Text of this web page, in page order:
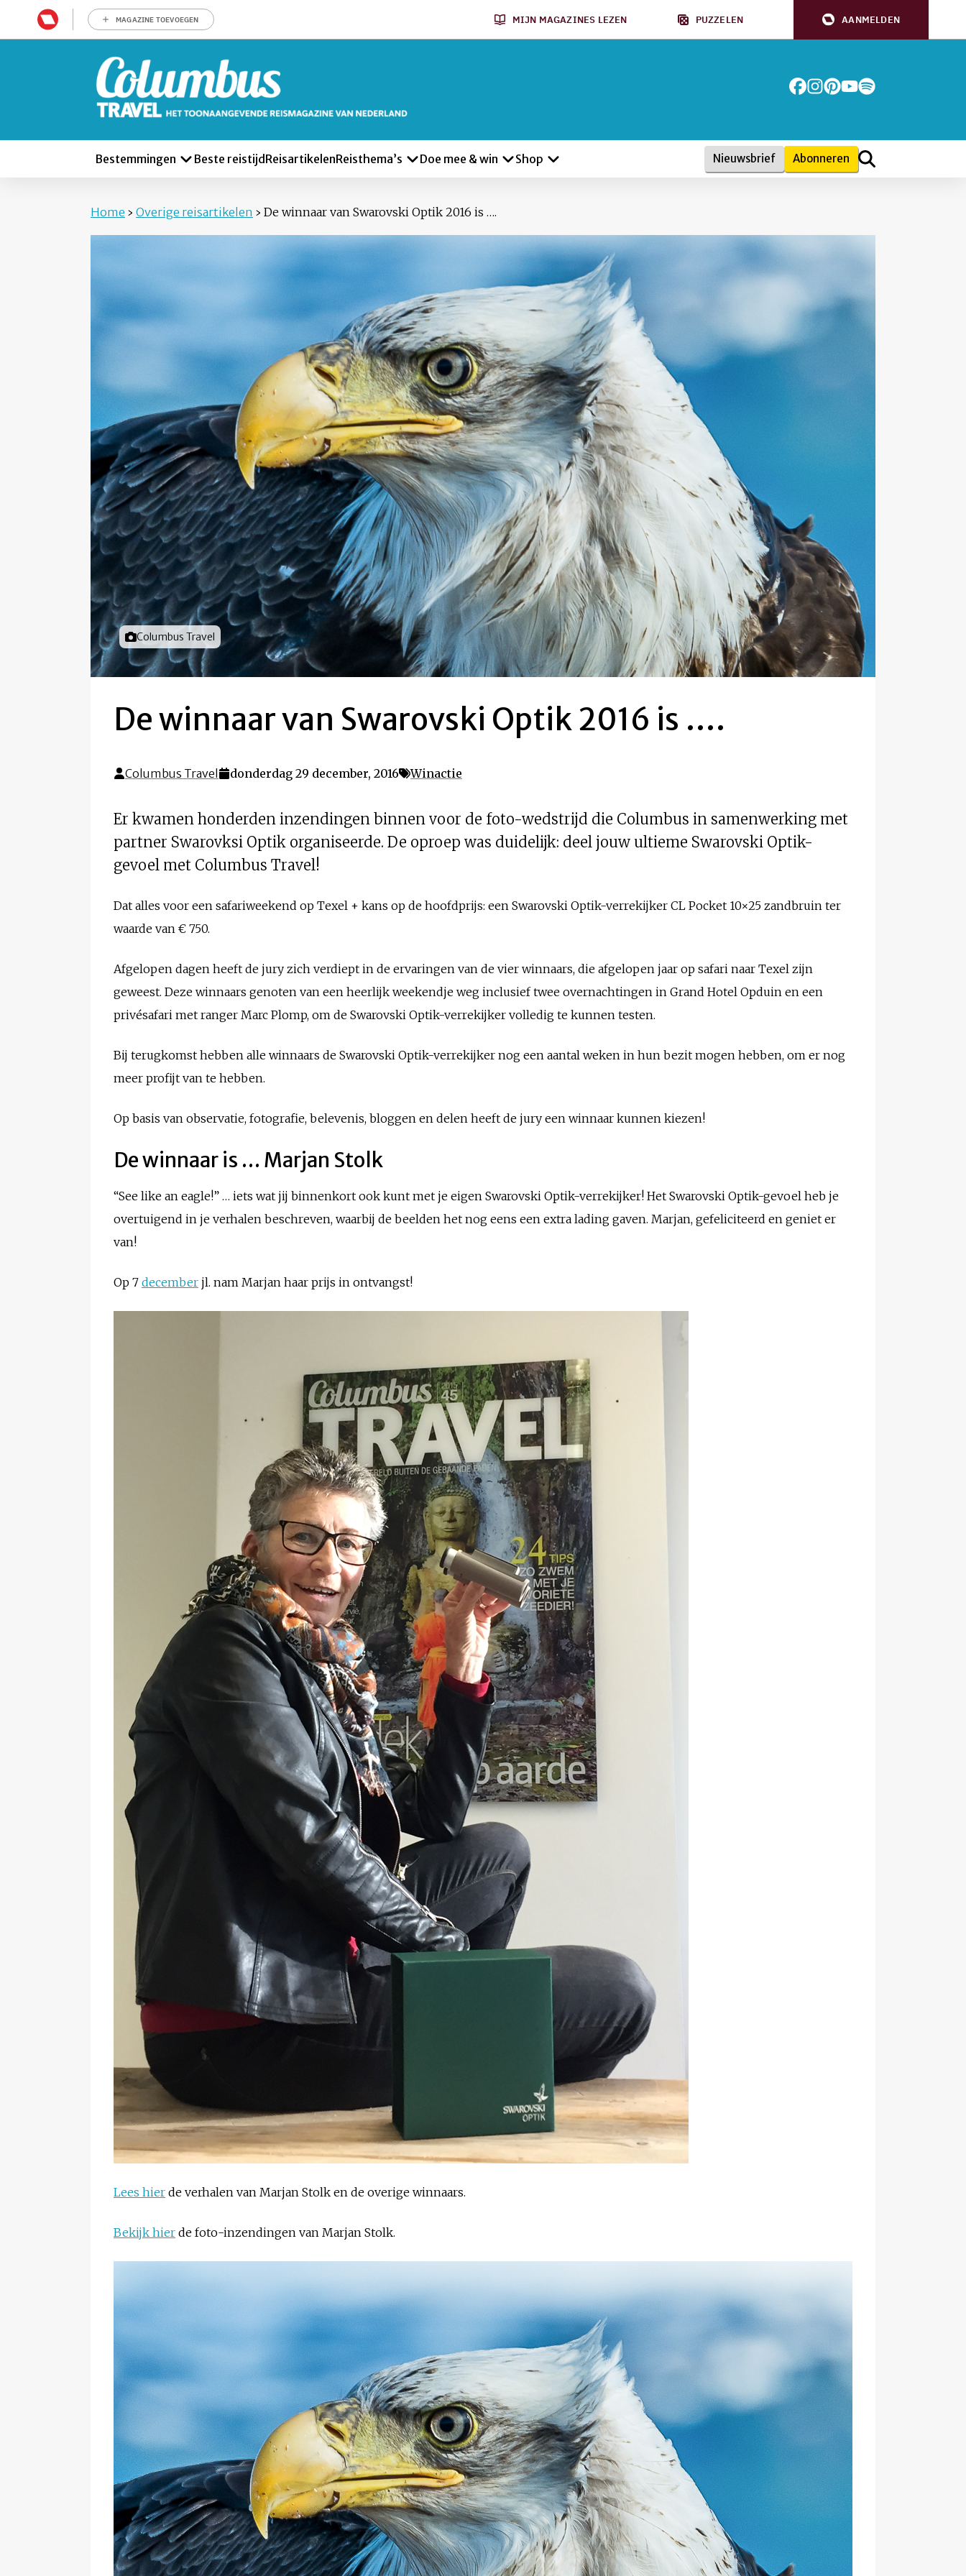
MAGAZINE TOEVOEGEN MIJN MAGAZINES LEZEN PUZZELEN AANMELDEN
Bestemmingen Beste reistijd ReisartikelenReisthema’s Doe mee & win Shop Nieuwsbrief Abonneren
Home › Overige reisartikelen › De winnaar van Swarovski Optik 2016 is ….
Foto door
Columbus Travel
De winnaar van Swarovski Optik 2016 is ….
Columbus Travel donderdag 29 december, 2016 Winactie
Er kwamen honderden inzendingen binnen voor de foto-wedstrijd die Columbus in samenwerking met
partner Swarovksi Optik organiseerde. De oproep was duidelijk: deel jouw ultieme Swarovski Optik-
gevoel met Columbus Travel!
Dat alles voor een safariweekend op Texel + kans op de hoofdprijs: een Swarovski Optik-verrekijker CL Pocket 10×25 zandbruin ter
waarde van € 750.
Afgelopen dagen heeft de jury zich verdiept in de ervaringen van de vier winnaars, die afgelopen jaar op safari naar Texel zijn
geweest. Deze winnaars genoten van een heerlijk weekendje weg inclusief twee overnachtingen in Grand Hotel Opduin en een
privésafari met ranger Marc Plomp, om de Swarovski Optik-verrekijker volledig te kunnen testen.
Bij terugkomst hebben alle winnaars de Swarovski Optik-verrekijker nog een aantal weken in hun bezit mogen hebben, om er nog
meer profijt van te hebben.
Op basis van observatie, fotografie, belevenis, bloggen en delen heeft de jury een winnaar kunnen kiezen!
De winnaar is … Marjan Stolk
“See like an eagle!” … iets wat jij binnenkort ook kunt met je eigen Swarovski Optik-verrekijker! Het Swarovski Optik-gevoel heb je
overtuigend in je verhalen beschreven, waarbij de beelden het nog eens een extra lading gaven. Marjan, gefeliciteerd en geniet er
van!
Op 7 december jl. nam Marjan haar prijs in ontvangst!
Lees hier de verhalen van Marjan Stolk en de overige winnaars.
Bekijk hier de foto-inzendingen van Marjan Stolk.